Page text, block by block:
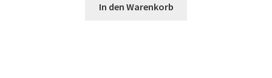
In den Warenkorb